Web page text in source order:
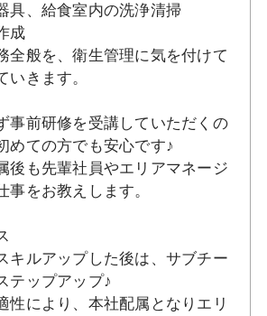
具、給食室内の洗浄清掃
成
全般を、衛生管理に気を付けて
いきます。
事前研修を受講していただくの
めての方でも安心です♪
後も先輩社員やエリアマネージ
事をお教えします。
キルアップした後は、サブチー
テップアップ♪
性により、本社配属となりエリ